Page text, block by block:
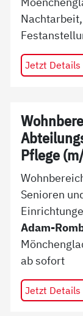
Jetzt Details
Pflege
Senioren
Adam-
absofort
Jetzt Details